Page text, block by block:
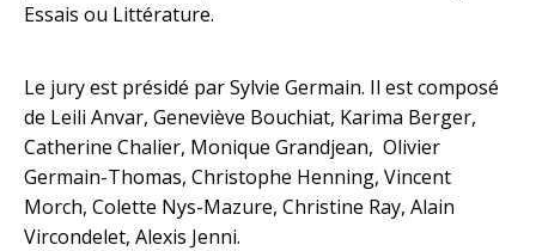
Essais ou Littérature.
Le jury est présidé par Sylvie Germain. Il est composé
de Leili Anvar, Geneviève Bouchiat, Karima Berger,
Catherine Chalier, Monique Grandjean, Olivier
Germain-Thomas, Christophe Henning, Vincent
Morch, Colette Nys-Mazure, Christine Ray, Alain
Vircondelet, Alexis Jenni.